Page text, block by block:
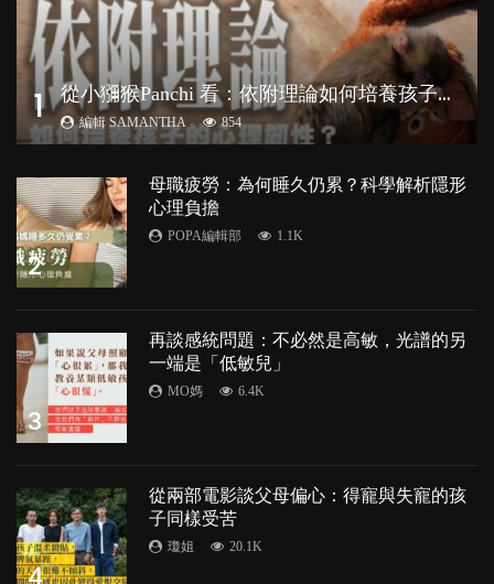
1 從
小獼猴Panchi 看：依附理論如何培養孩子心理韌性？
編輯 SAMANTHA 854
2
母職疲勞：為何睡久仍累？科學解析隱形
心理負擔
POPA編輯部 1.1K
3
再談感統問題：不必然是高敏，光譜的另
一端是「低敏兒」
MO媽 6.4K
從兩部電影談父母偏心：得寵與失寵的孩
子同樣受苦
瓊姐 20.1K